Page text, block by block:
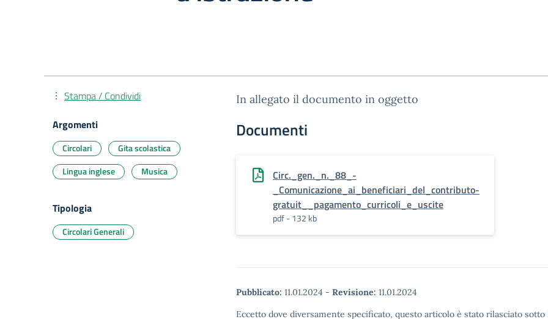
In allegato il documento in oggetto
Documenti
Circ._gen._n._88_-
_Comunicazione_ai_beneficiari_del_contributo-
gratuit__pagamento_curricoli_e_uscite
pdf - 132 kb
Pubblicato: 11.01.2024 - Revisione: 11.01.2024
Eccetto dove diversamente specificato, questo articolo è stato rilasciato
Stampa / Condividi
Argomenti
Circolari
Gita scolastica
Lingua inglese
Musica
Tipologia
Circolari Generali